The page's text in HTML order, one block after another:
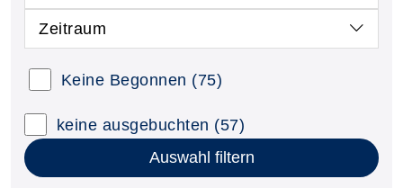
Zeitraum
Keine Begonnen (75)
keine ausgebuchten (57)
Auswahl filtern